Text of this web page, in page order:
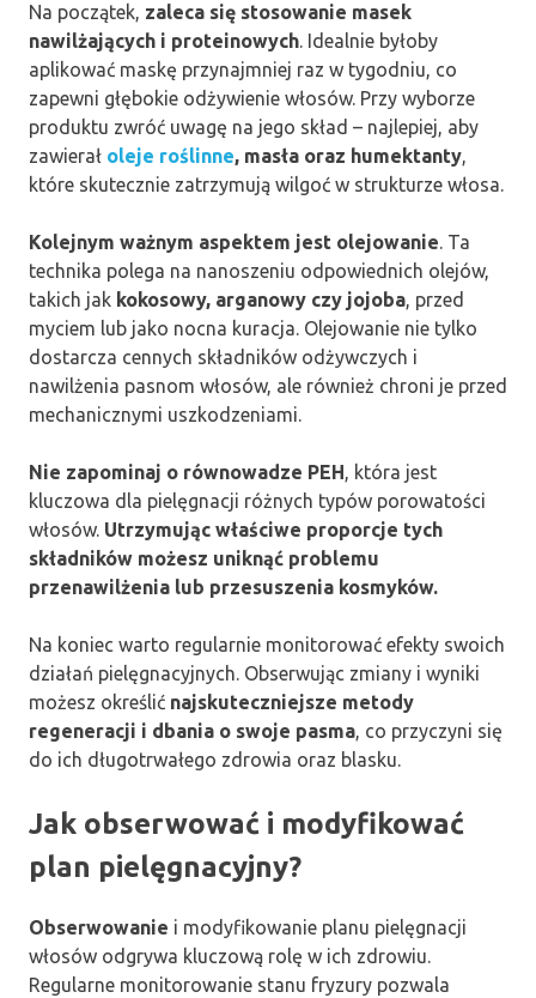
Na początek, zaleca się stosowanie masek
nawilżających i proteinowych. Idealnie byłoby
aplikować maskę przynajmniej raz w tygodniu, co
zapewni głębokie odżywienie włosów. Przy wyborze
produktu zwróć uwagę na jego skład – najlepiej, aby
zawierał oleje roślinne, masła oraz humektanty,
które skutecznie zatrzymują wilgoć w strukturze włosa.
Kolejnym ważnym aspektem jest olejowanie. Ta
technika polega na nanoszeniu odpowiednich olejów,
takich jak kokosowy, arganowy czy jojoba, przed
myciem lub jako nocna kuracja. Olejowanie nie tylko
dostarcza cennych składników odżywczych i
nawilżenia pasnom włosów, ale również chroni je przed
mechanicznymi uszkodzeniami.
Nie zapominaj o równowadze PEH, która jest
kluczowa dla pielęgnacji różnych typów porowatości
włosów. Utrzymując właściwe proporcje tych
składników możesz uniknąć problemu
przenawilżenia lub przesuszenia kosmyków.
Na koniec warto regularnie monitorować efekty swoich
działań pielęgnacyjnych. Obserwując zmiany i wyniki
możesz określić najskuteczniejsze metody
regeneracji i dbania o swoje pasma, co przyczyni się
do ich długotrwałego zdrowia oraz blasku.
Jak obserwować i modyfikować
plan pielęgnacyjny?
Obserwowanie i modyfikowanie planu pielęgnacji
włosów odgrywa kluczową rolę w ich zdrowiu.
Regularne monitorowanie stanu fryzury pozwala